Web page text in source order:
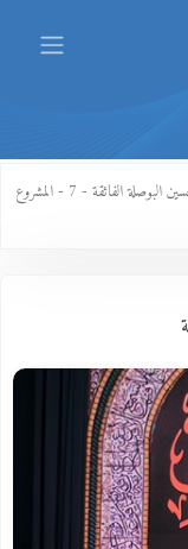
يا حسين البوصلة الفائقة - 7 - المشروع